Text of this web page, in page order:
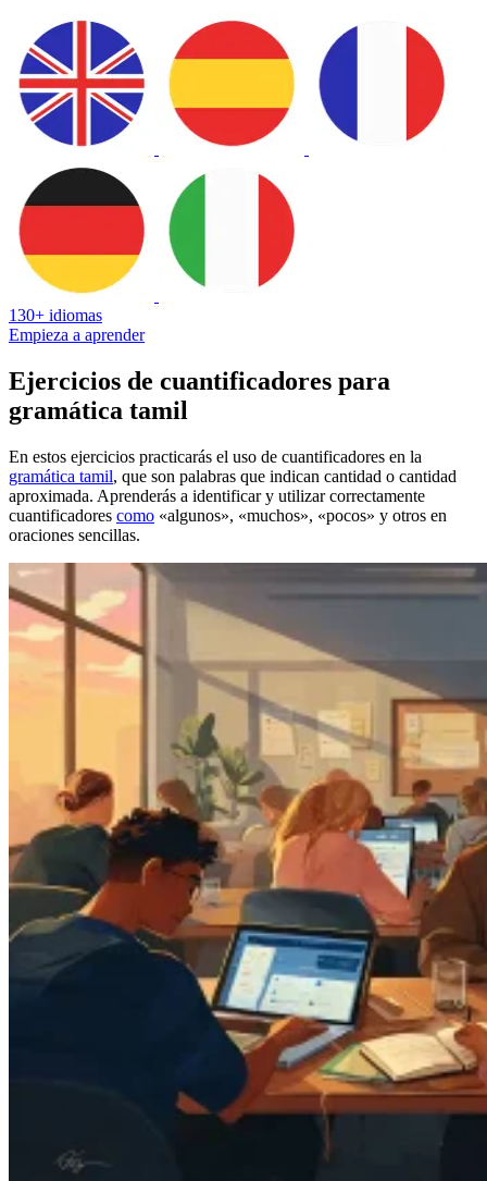
130+ idiomas
Empieza a aprender
Ejercicios de cuantificadores para
gramática tamil
En estos ejercicios practicarás el uso de cuantificadores en la
gramática tamil, que son palabras que indican cantidad o cantidad
aproximada. Aprenderás a identificar y utilizar correctamente
cuantificadores como «algunos», «muchos», «pocos» y otros en
oraciones sencillas.